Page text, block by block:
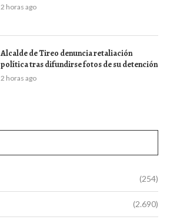
2 horas ago
Alcalde de Tireo denuncia retaliación
política tras difundirse fotos de su detención
2 horas ago
(254)
(2.690)